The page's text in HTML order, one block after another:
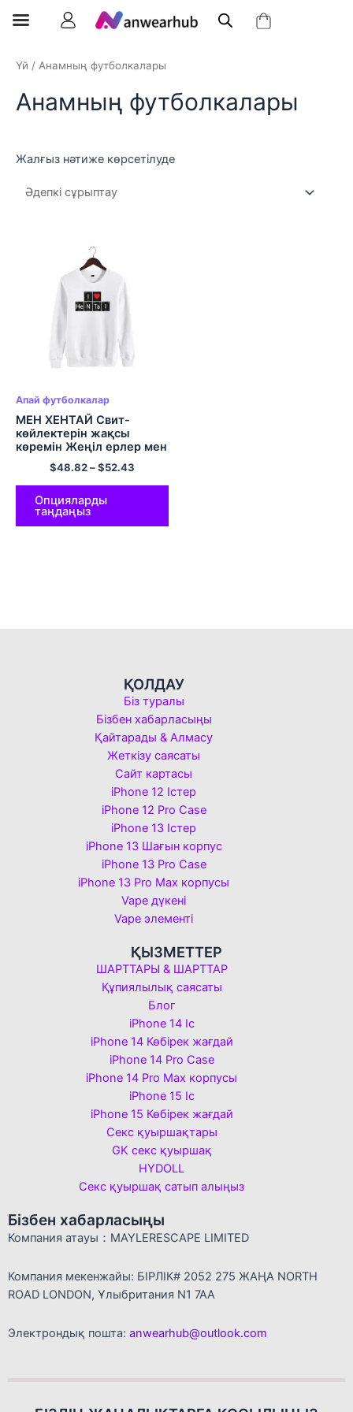
Үй / Анамның футболкалары
Анамның футболкалары
Жалғыз нәтиже көрсетілуде
Апай футболкалар
МЕН ХЕНТАЙ Свит-
көйлектерін жақсы
көремін Жеңіл ерлер мен
әйелдерге арналған
футболкалар Түрлі түсті
$48.82–$52.43
Опцияларды
таңдаңыз
ҚОЛДАУ
Біз туралы
Бізбен хабарласыңы
Қайтарады & Алмасу
Жеткізу саясаты
Сайт картасы
iPhone 12 Істер
iPhone 12 Pro Case
iPhone 13 Істер
iPhone 13 Шағын корпус
iPhone 13 Pro Case
iPhone 13 Pro Max корпусы
Vape дүкені
Vape элементі
ҚЫЗМЕТТЕР
ШАРТТАРЫ & ШАРТТАР
Құпиялылық саясаты
Блог
iPhone 14 Іс
iPhone 14 Көбірек жағдай
iPhone 14 Pro Case
iPhone 14 Pro Max корпусы
iPhone 15 Іс
iPhone 15 Көбірек жағдай
Секс қуыршақтары
GK секс қуыршақ
HYDOLL
Секс қуыршақ сатып алыңыз
Бізбен хабарласыңы
Компания атауы：MAYLERESCAPE LIMITED
Компания мекенжайы: БІРЛІК# 2052 275 ЖАҢА NORTH
ROAD LONDON, Ұлыбритания N1 7AA
Электрондық пошта: anwearhub@outlook.com